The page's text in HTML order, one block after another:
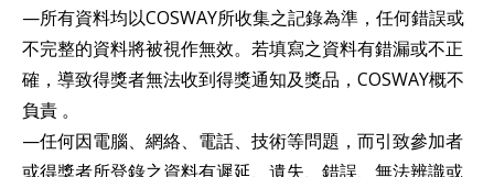
—所有資料均以COSWAY所收集之記錄為準，任何錯誤或
不完整的資料將被視作無效。若填寫之資料有錯漏或不正
確，導致得獎者無法收到得獎通知及獎品，COSWAY概不
負責 。
—任何因電腦、網絡、電話、技術等問題，而引致參加者
或得獎者所登錄之資料有遲延、遺失、錯誤、無法辨識或